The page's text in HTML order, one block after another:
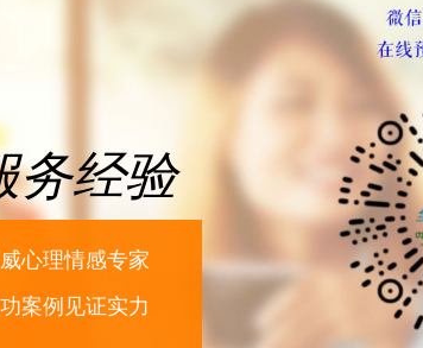
务经验
案例见证实力
心理情感专家